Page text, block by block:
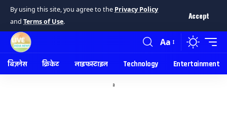
By using this site, you agree to the Privacy Policy
and Terms of Use.
Accept
Aa
बिज़नेस क्रिकेट लाइफस्टाइल Technology Entertainment
a